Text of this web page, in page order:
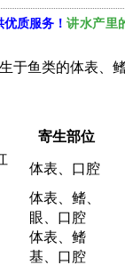
质服务！ 讲水产里
鱼类的体表、
寄生部位
体表、口腔
体表、鳍、
眼、口腔
体表、鳍
基、口腔